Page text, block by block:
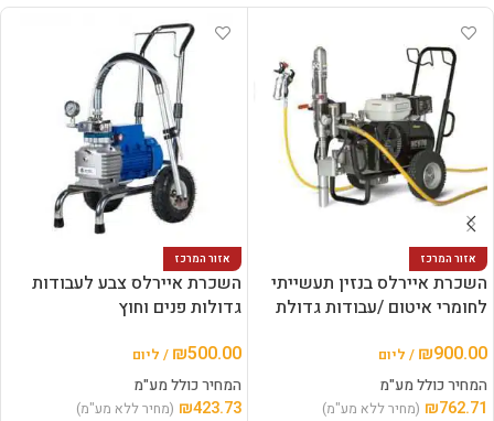
אזור המרכז
השכרת איירלס בנזין תעשייתי
לחומרי איטום /עבודות גדולת
₪900.00 / ליום
המחיר כולל מע"מ
₪762.71 (מחיר ללא מע"מ)
אזור המרכז
השכרת איירלס צבע לעבודות
גדולות פנים וחוץ
₪500.00 / ליום
המחיר כולל מע"מ
₪423.73 (מחיר ללא מע"מ)